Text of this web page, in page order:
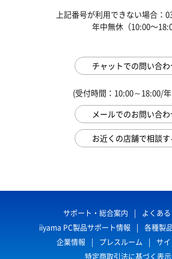
上記番号が利用できない場合：
年中無休（10:00〜
チャットでの問い合わ
(受付時間：10:00～18:00/
メールでのお問い合わ
お近くの店舗で相談す
サポート・総合案内
よくあ
iiyama PC製品サポート情報
各種製
企業情報
プレスルーム
サ
特定商取引法に基づく表示